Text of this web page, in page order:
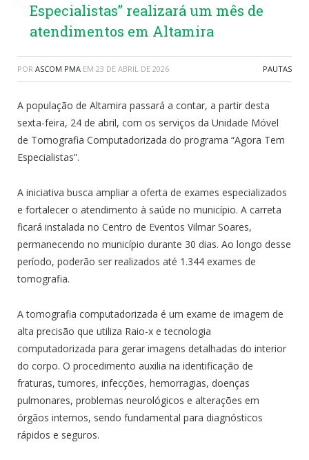
Especialistas” realizará um mês de
atendimentos em Altamira
POR ASCOM PMA EM 23 DE ABRIL DE 2026 PAUTAS
A população de Altamira passará a contar, a partir desta
sexta-feira, 24 de abril, com os serviços da Unidade Móvel
de Tomografia Computadorizada do programa “Agora Tem
Especialistas”.
A iniciativa busca ampliar a oferta de exames especializados
e fortalecer o atendimento à saúde no município. A carreta
ficará instalada no Centro de Eventos Vilmar Soares,
permanecendo no município durante 30 dias. Ao longo desse
período, poderão ser realizados até 1.344 exames de
tomografia.
A tomografia computadorizada é um exame de imagem de
alta precisão que utiliza Raio-x e tecnologia
computadorizada para gerar imagens detalhadas do interior
do corpo. O procedimento auxilia na identificação de
fraturas, tumores, infecções, hemorragias, doenças
pulmonares, problemas neurológicos e alterações em
órgãos internos, sendo fundamental para diagnósticos
rápidos e seguros.